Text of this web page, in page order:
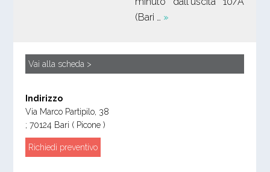
(Bari … »
Vai alla scheda >
Indirizzo
Via Marco Partipilo, 38
;70124 Bari ( Picone )
Richiedi preventivo